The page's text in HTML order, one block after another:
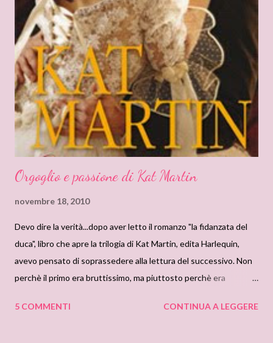
Downing. Lui si che e' al centro dei pettegolezzi. Ma bando alle
ciance, cosa nascondente nei vostri manicotti?
Ummmmm...interessante. "Lasciati amare" di Elizabeth Hoyt e "
Mistero al Castello" di Deanna Raybourn. Bene, bene, facciamo
servire il nostro solito te' con dei pasticcini, deliziosi credetemi,
ed accoccoliamoci sul sedile davanti alla finestra Ahhh...
Orgoglio e passione di Kat Martin
novembre 18, 2010
Devo dire la verità...dopo aver letto il romanzo "la fidanzata del
duca", libro che apre la trilogia di Kat Martin, edita Harlequin,
avevo pensato di soprassedere alla lettura del successivo. Non
perchè il primo era bruttissimo, ma piuttosto perchè era
regalato e inoltre ha una copertina veramente favolosa!!! Il
5 COMMENTI CONTINUA A LEGGERE